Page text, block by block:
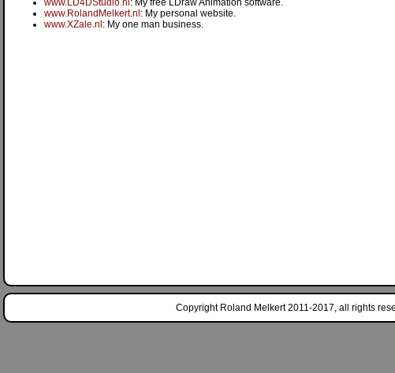
www.LD4DStudio.nl : My free LDraw Animation software.
www.RolandMelkert.nl : My personal website.
www.XZale.nl : My one man business.
Copyright Roland Melkert 2011-2017, all rights